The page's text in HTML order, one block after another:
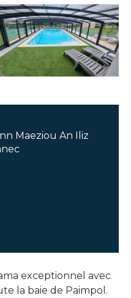
exceptionnel avec
la baie de Paimpol.
Maeziou An Iliz